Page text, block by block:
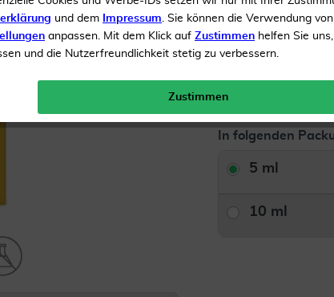
Inhalt5 ml
Gratis Versand
In folgenden
5 ml
10 ml
und dem Impressum. Sie können die Verwendung
anpassen. Mit dem Klick auf Zustimmen helfen Sie
und die Nutzerfreundlichkeit stetig zu verbessern.
Zustimmen